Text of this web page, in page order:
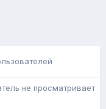
не просматривает